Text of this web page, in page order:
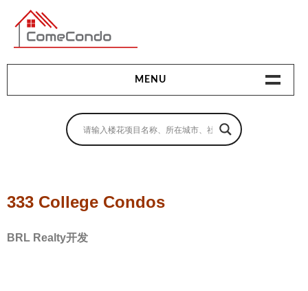
多伦多最新最全的楼花搜索引擎
MENU
地产相关
卖房指南
贷款指南
333 College Condos
BRL Realty开发